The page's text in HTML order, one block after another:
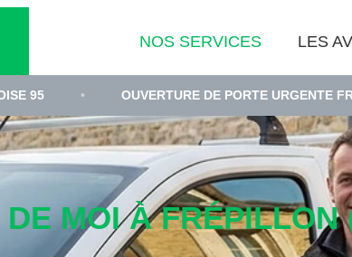
NOS SERVICES LES
OUVERTURE DE PORTE URGENTE FRÉPILLON
MOI À FRÉPILLON